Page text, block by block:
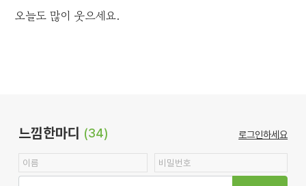
오늘도 많이 웃으세요.
느낌한마디 (34) 로그인하세요